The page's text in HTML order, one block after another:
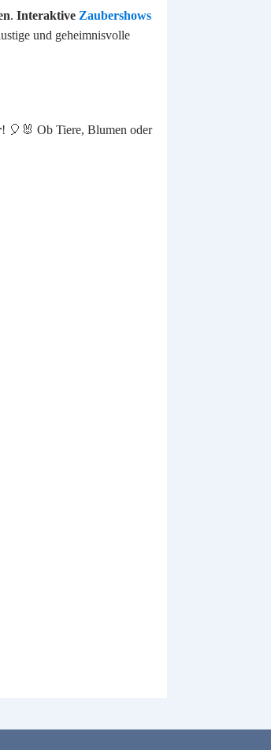
. Interaktive Zaubershows
und geheimnisvolle
! 🎈🐰 Ob Tiere, Blumen oder